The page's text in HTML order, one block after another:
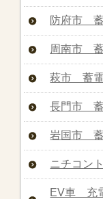
防府市
周南市
萩市 蓄
長門市
岩国市
ニチコン
EV車 充